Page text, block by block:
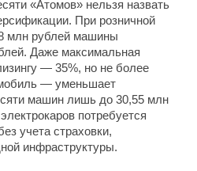
«Атомов» нельзя назвать
При розничной
млн рублей машины
Даже максимальная
— 35%, но не более
— уменьшает
машин лишь до 30,55 млн
потребуется
учета страховки,
инфраструктуры.